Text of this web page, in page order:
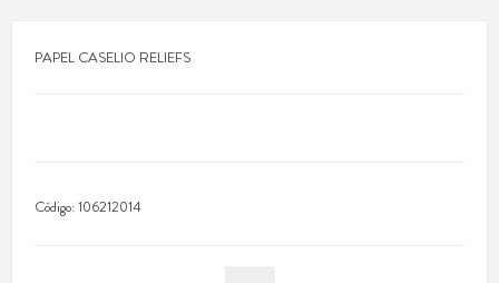
PAPEL CASELIO RELIEFS
Código:106212014